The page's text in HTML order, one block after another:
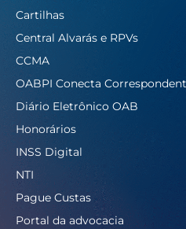
Cartilhas
Central Alvarás e RPVs
CCMA
OABPI Conecta
Diário Eletrônico OAB
Honorários
INSS Digital
NTI
Pague Custas
Portal da advocacia